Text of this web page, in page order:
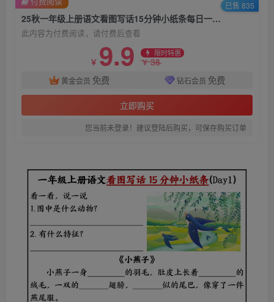
25秋一年级上册语文看图写话15分钟小纸条每日一练含范文
此内容为付费阅读，请付费后查看
￥ 9.9 限时特惠
￥38
黄金会员 免费 钻石会员 免费
立即购买
您当前未登录！建议登陆后购买，可保存购买订单
已售 835